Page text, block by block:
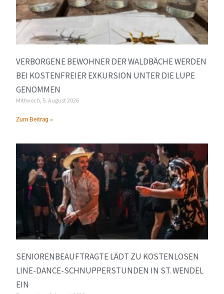
VERBORGENE BEWOHNER DER WALDBÄCHE WERDEN
BEI KOSTENFREIER EXKURSION UNTER DIE LUPE
GENOMMEN
Mittwoch, 5. August 2026
Zum Beitrag »
SENIORENBEAUFTRAGTE LÄDT ZU KOSTENLOSEN
LINE-DANCE-SCHNUPPERSTUNDEN IN ST. WENDEL
EIN